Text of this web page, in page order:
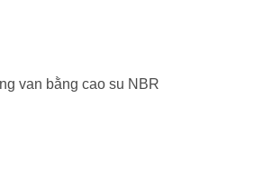
van bằng cao su NBR